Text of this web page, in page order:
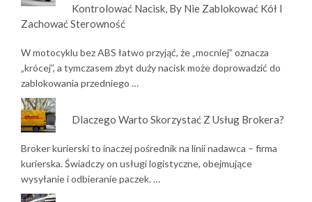
Kontrolować Nacisk, By Nie Zablokować Kół I
Zachować Sterowność
W motocyklu bez ABS łatwo przyjąć, że „mocniej” oznacza
„krócej”, a tymczasem zbyt duży nacisk może doprowadzić do
zablokowania przedniego …
Dlaczego Warto Skorzystać Z Usług Brokera?
Broker kurierski to inaczej pośrednik na linii nadawca – firma
kurierska. Świadczy on usługi logistyczne, obejmujące
wysyłanie i odbieranie paczek. …